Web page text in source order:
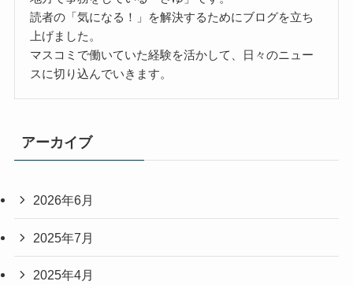
読者の「気になる！」を解決するためにブログを立ち
上げました。
マスコミで働いていた経験を活かして、日々のニュー
スに切り込んでいきます。
アーカイブ
2026年6月
2025年7月
2025年4月